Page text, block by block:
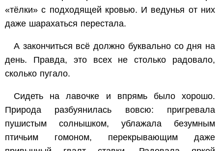
«тёлки» с подходящей кровью. И ведунья от них
даже шарахаться перестала.
А закончиться всё должно буквально со дня на
день. Правда, это всех не столько радовало,
сколько пугало.
Сидеть на лавочке и впрямь было хорошо.
Природа разбуянилась вовсю: пригревала
пушистым солнышком, ублажала безумным
птичьим гомоном, перекрывающим даже